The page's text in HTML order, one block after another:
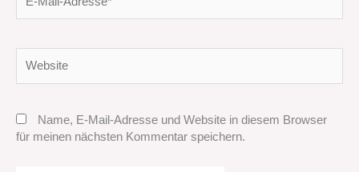
Mail-
Name, E-Mail-Adresse und Website in diesem Browser
für meinen nächsten Kommentar speichern.